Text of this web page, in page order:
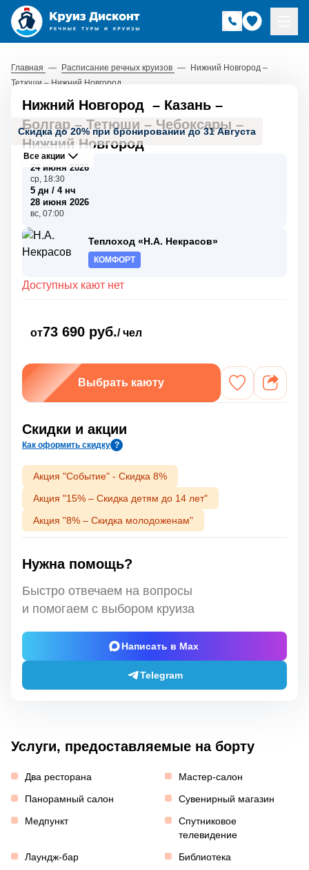
Главная — Расписание речных круизов — Нижний Новгород –
Тетюши – Нижний Новгород
Скидка до 20% при бронировании до 31 Августа
Все акции
Нижний Новгород – Казань –
Болгар–Тетюши – Чебоксары –
Нижний Новгород
24 июня 2026
ср, 18:30
5 дн / 4 нч
28 июня 2026
вс, 07:00
Теплоход «Н.А. Некрасов»
КОМФОРТ
Доступных кают нет
от73 690 руб./ чел
Выбрать каюту
Скидки и акции
Как оформить скидку ?
Акция "Событие" - Скидка 8%
Акция "15% – Скидка детям до 14 лет"
Акция "8% – Скидка молодоженам"
Нужна помощь?
Быстро отвечаем на вопросы
и помогаем с выбором круиза
Написать в Max
Telegram
Услуги, предоставляемые на борту
Два ресторана
Мастер-салон
Панорамный салон
Сувенирный магазин
Медпункт
Спутниковое
телевидение
Лаундж-бар
Библиотека